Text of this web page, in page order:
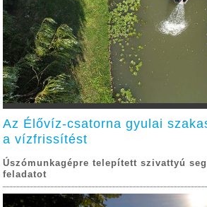
Az Élővíz-csatorna gyulai
a vízfrissítést
Úszómunkagépre telepített szivattyú
feladatot